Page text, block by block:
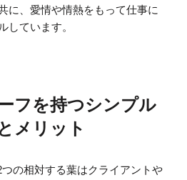
に、愛情や情熱をもって仕事に
しています。
フを持つシンプル
メリット
の相対する葉はクライアントや